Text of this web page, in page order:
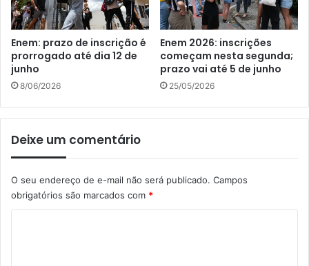
Enem: prazo de inscrição é
prorrogado até dia 12 de
junho
8/06/2026
Enem 2026: inscrições
começam nesta segunda;
prazo vai até 5 de junho
25/05/2026
Deixe um comentário
O seu endereço de e-mail não será publicado. Campos
obrigatórios são marcados com *